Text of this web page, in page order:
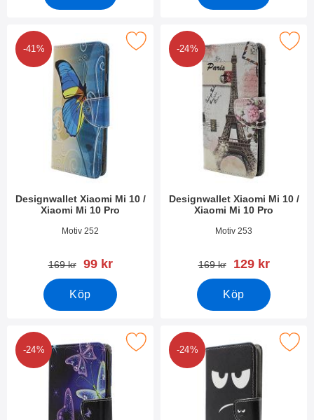
-41%
Designwallet Xiaomi Mi 10 /
Xiaomi Mi 10 Pro
Art. nr 36006Motiv 252
tidigare pris
169 kr rea pris
99 kr
Köp
designwallet Xiaomi Mi 10 / Xiaomi Mi 10 Pro som favorit
-24%
Designwallet Xiaomi Mi 10 /
Xiaomi Mi 10 Pro
Art. nr 36005Motiv 253
tidigare pris
169 kr rea pris
129 kr
Köp
Makera designwallet Xiaomi Mi 10 /
-24%
designwallet Xiaomi Mi 10 / Xiaomi Mi 10 Pro som favorit
-24%
Makera designwallet Xiaomi Mi 10 /